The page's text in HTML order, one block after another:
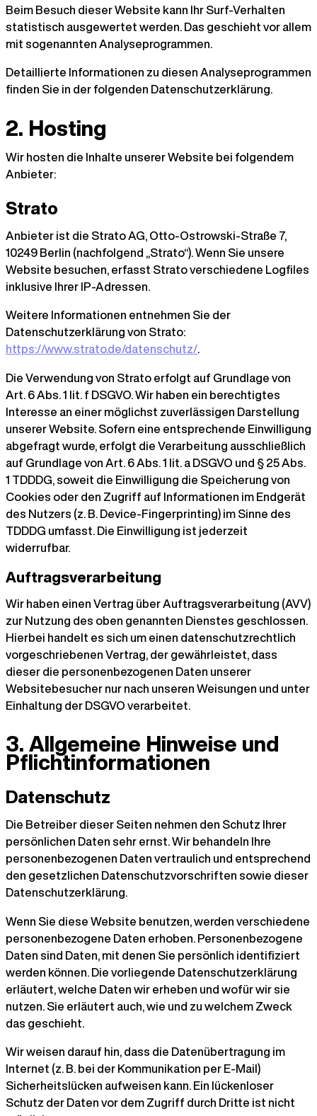
Beim Besuch dieser Website kann Ihr Surf-Verhalten
statistisch ausgewertet werden. Das geschieht vor allem
mit sogenannten Analyseprogrammen.
Detaillierte Informationen zu diesen Analyseprogrammen
finden Sie in der folgenden Datenschutzerklärung.
2. Hosting
Wir hosten die Inhalte unserer Website bei folgendem
Anbieter:
Strato
Anbieter ist die Strato AG, Otto-Ostrowski-Straße 7,
10249 Berlin (nachfolgend „Strato“). Wenn Sie unsere
Website besuchen, erfasst Strato verschiedene Logfiles
inklusive Ihrer IP-Adressen.
Weitere Informationen entnehmen Sie der
Datenschutzerklärung von Strato:
https://www.strato.de/datenschutz/.
Die Verwendung von Strato erfolgt auf Grundlage von
Art. 6 Abs. 1 lit. f DSGVO. Wir haben ein berechtigtes
Interesse an einer möglichst zuverlässigen Darstellung
unserer Website. Sofern eine entsprechende Einwilligung
abgefragt wurde, erfolgt die Verarbeitung ausschließlich
auf Grundlage von Art. 6 Abs. 1 lit. a DSGVO und § 25 Abs.
1 TDDDG, soweit die Einwilligung die Speicherung von
Cookies oder den Zugriff auf Informationen im Endgerät
des Nutzers (z. B. Device-Fingerprinting) im Sinne des
TDDDG umfasst. Die Einwilligung ist jederzeit
widerrufbar.
Auftragsverarbeitung
Wir haben einen Vertrag über Auftragsverarbeitung (AVV)
zur Nutzung des oben genannten Dienstes geschlossen.
Hierbei handelt es sich um einen datenschutzrechtlich
vorgeschriebenen Vertrag, der gewährleistet, dass
dieser die personenbezogenen Daten unserer
Websitebesucher nur nach unseren Weisungen und unter
Einhaltung der DSGVO verarbeitet.
3. Allgemeine Hinweise und
Pflicht­informationen
Datenschutz
Die Betreiber dieser Seiten nehmen den Schutz Ihrer
persönlichen Daten sehr ernst. Wir behandeln Ihre
personenbezogenen Daten vertraulich und entsprechend
den gesetzlichen Datenschutzvorschriften sowie dieser
Datenschutzerklärung.
Wenn Sie diese Website benutzen, werden verschiedene
personenbezogene Daten erhoben. Personenbezogene
Daten sind Daten, mit denen Sie persönlich identifiziert
werden können. Die vorliegende Datenschutzerklärung
erläutert, welche Daten wir erheben und wofür wir sie
nutzen. Sie erläutert auch, wie und zu welchem Zweck
das geschieht.
Wir weisen darauf hin, dass die Datenübertragung im
Internet (z. B. bei der Kommunikation per E-Mail)
Sicherheitslücken aufweisen kann. Ein lückenloser
Schutz der Daten vor dem Zugriff durch Dritte ist nicht